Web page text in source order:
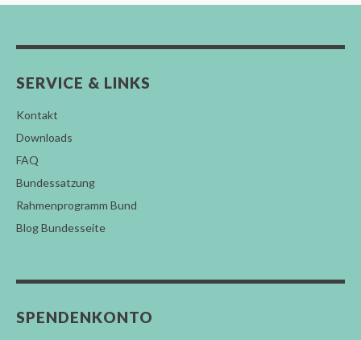
SERVICE & LINKS
Kontakt
Downloads
FAQ
Bundessatzung
Rahmenprogramm Bund
Blog Bundesseite
SPENDENKONTO